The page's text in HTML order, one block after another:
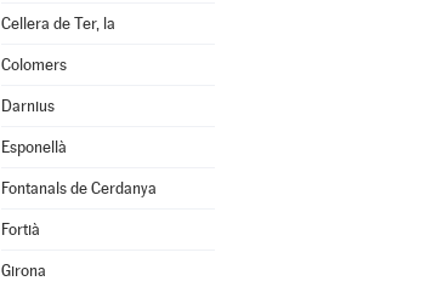
Cellera de Ter, la
Colomers
Darnius
Esponellà
Fontanals de Cerdanya
Fortià
Girona